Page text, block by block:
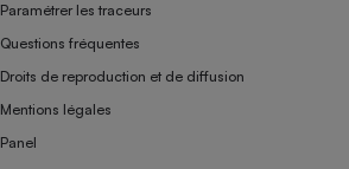
Paramétrer les traceurs
Questions fréquentes
Droits de reproduction et de diffusion
Mentions légales
Panel